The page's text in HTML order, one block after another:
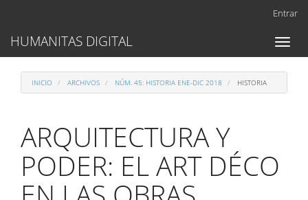
Contenido
principal
lateral
Entrar
Toggle
HUMANITAS DIGITAL
INICIO ARCHIVOS NÚM. 45: HISTORIA ENE-DIC 2018 HISTORIA
ARQUITECTURA Y
PODER: EL ART DÉCO